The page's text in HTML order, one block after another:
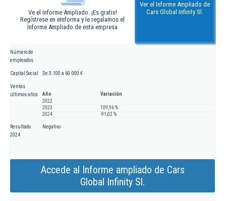
Ve el Informe Ampliado. ¡Es gratis!
Regístrese en eInforma y le regalamos el
Informe Ampliado de esta empresa
Ver el Informe Ampliado de
Cars Global Infinity Sl.
Número de
empleados
Capital Social De 3.100 a 60.000 €
Ventas
últimos años
Año
Variación
2022
2023
109,96 %
2024
-91,02 %
Resultado
2024
Negativo
Accede al Informe ampliado de Cars
Global Infinity Sl.